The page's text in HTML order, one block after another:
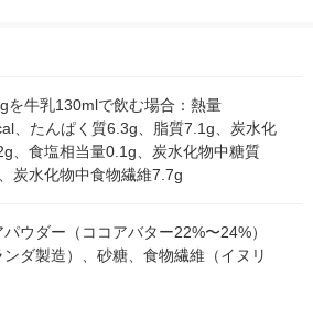
を牛乳130mlで飲む場合：熱量
、たんぱく質6.3g、脂質7.1g、炭水化
、食塩相当量0.1g、炭水化物中糖質
炭水化物中食物繊維7.7g
パウダー（ココアバター22%〜24%）
ンダ製造）、砂糖、食物繊維（イヌリ